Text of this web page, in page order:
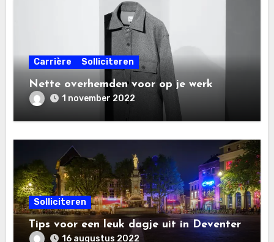
Carrière Solliciteren
Nette overhemden voor op je werk
1 november 2022
Solliciteren
Tips voor een leuk dagje uit in Deventer
16 augustus 2022